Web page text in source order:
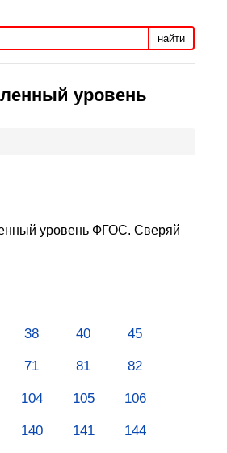
найти
уровень
уровень ФГОС. Сверяй
38 40 45
71 81 82
104 105 106
140 141 144